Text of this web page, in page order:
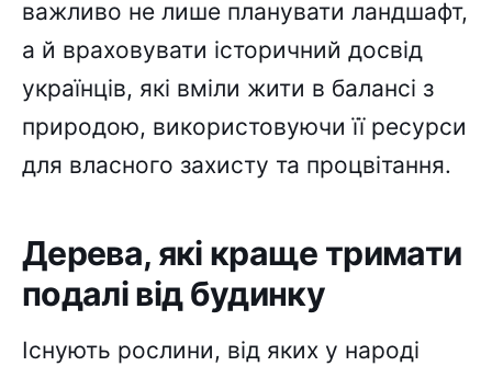
важливо не лише планувати ландшафт,
а й враховувати історичний досвід
українців, які вміли жити в балансі з
природою, використовуючи її ресурси
для власного захисту та процвітання.
Дерева, які краще тримати
подалі від будинку
Існують рослини, від яких у народі